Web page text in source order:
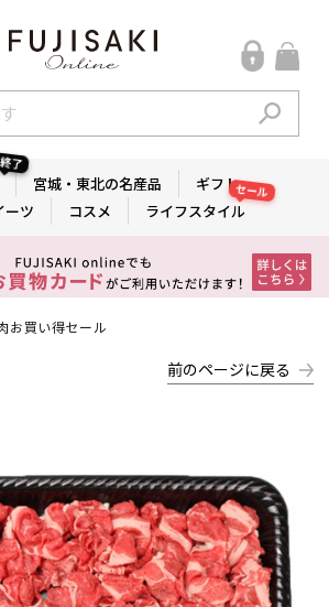
終了
宮城・東北の名産品
ギフト
ーツ
コスメ ライフスタイル
セール
お買い得セール
前のページに戻る